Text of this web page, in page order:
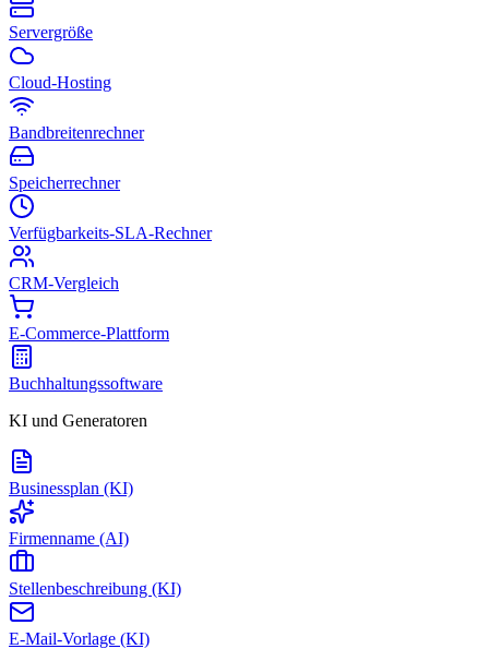
Servergröße
Cloud-Hosting
Bandbreitenrechner
Speicherrechner
Verfügbarkeits-SLA-Rechner
CRM-Vergleich
E-Commerce-Plattform
Buchhaltungssoftware
KI und Generatoren
Businessplan (KI)
Firmenname (AI)
Stellenbeschreibung (KI)
E-Mail-Vorlage (KI)